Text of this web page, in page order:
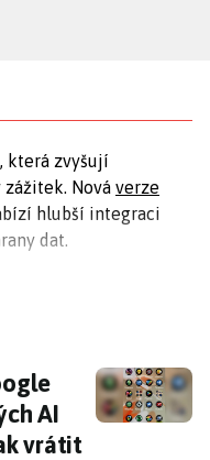
která zvyšují
Nová verze
hlubší integraci
dat.
není telefon
chránit zařízení před
důležité zejména při
okopíroval
AI
vrátit